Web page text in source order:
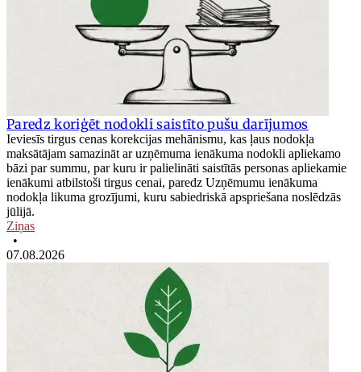
Paredz koriģēt nodokli saistīto pušu darījumos
Ieviesīs tirgus cenas korekcijas mehānismu, kas ļaus nodokļa
maksātājam samazināt ar uzņēmuma ienākuma nodokli apliekamo
bāzi par summu, par kuru ir palielināti saistītās personas apliekamie
ienākumi atbilstoši tirgus cenai, paredz Uzņēmumu ienākuma
nodokļa likuma grozījumi, kuru sabiedriskā apspriešana noslēdzās
jūlijā.
Ziņas
•
07.08.2026